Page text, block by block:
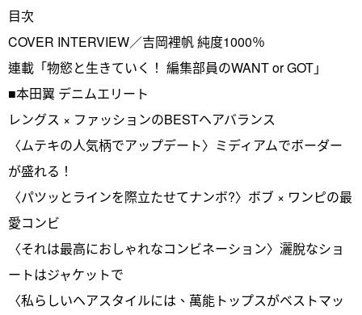
目次
COVER INTERVIEW／吉岡裡帆 純度1000％
連載「物慾と生きていく！ 編集部員のWANT or GOT」
■本田翼 デニムエリート
レングス × ファッションのBESTヘアバランス
〈ムテキの人気柄でアップデート〉ミディアムでボーダー
が盛れる！
〈パツッとラインを際立たせてナンボ?〉ボブ × ワンピの最
愛コンビ
〈それは最高におしゃれなコンビネーション〉灑脫なショ
ートはジャケットで
〈私らしいヘアスタイルには、萬能トップスがベストマッ